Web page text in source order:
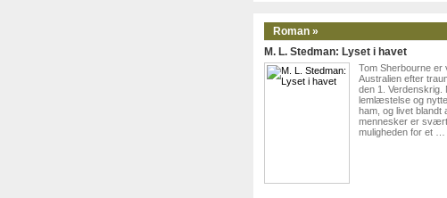
Roman »
M. L. Stedman: Lyset i havet
Tom Sherbourne er
Australien efter
den 1. Verdenskrig.
lemlæstelse og
ham, og livet blandt
mennesker er
muligheden for et …